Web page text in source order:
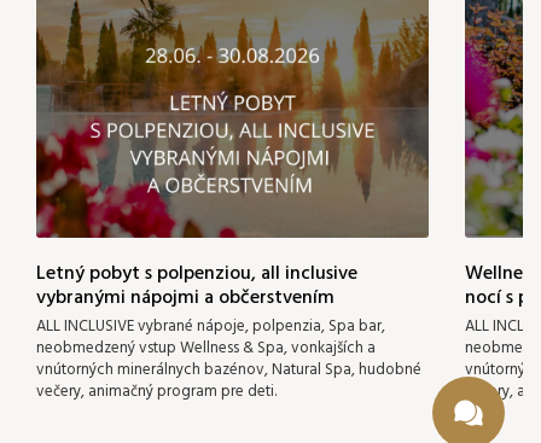
Letný pobyt s polpenziou, all inclusive
vybranými nápojmi a občerstvením
ALL INCLUSIVE vybrané nápoje, polpenzia, Spa bar,
neobmedzený vstup Wellness & Spa, vonkajších a
vnútorných minerálnych bazénov, Natural Spa, hudobné
večery, animačný program pre deti.
nocí s
ALL
večery,